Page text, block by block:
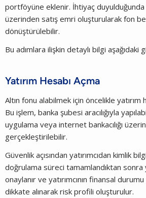
portföyüne eklenir. İhtiyaç duyulduğunda
üzerinden satış emri oluşturularak fon
dönüştürülebilir.
Bu adımlara ilişkin detaylı bilgi aşağıdaki
Yatırım Hesabı Açma
Altın fonu alabilmek için öncelikle yatırım
Bu işlem, banka şubesi aracılığıyla
uygulama veya internet bankacılığı
gerçekleştirilebilir.
Güvenlik açısından yatırımcıdan kimlik
doğrulama süreci tamamlandıktan sonra
onaylanır ve yatırımcının finansal
dikkate alınarak risk profili oluşturulur.